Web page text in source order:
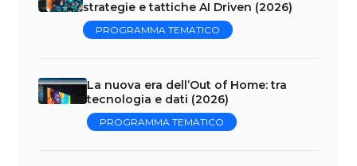
strategie e tattiche AI Driven (2026)
PROGRAMMA TEMATICO
La nuova era dell’Out of Home: tra
tecnologia e dati (2026)
PROGRAMMA TEMATICO